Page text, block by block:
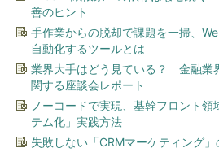
善のヒント
手作業からの脱却で課題を一掃、
自動化するツールとは
業界大手はどう見ている？ 金融業
関する座談会レポート
ノーコードで実現、基幹フロント領
テム化」実践方法
失敗しない「CRMマーケティング